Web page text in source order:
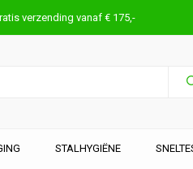
verzending vanaf € 175,-
STALHYGIËNE